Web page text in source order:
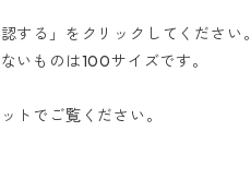
する」をクリックしてください。
いものは100サイズです。
トでご覧ください。